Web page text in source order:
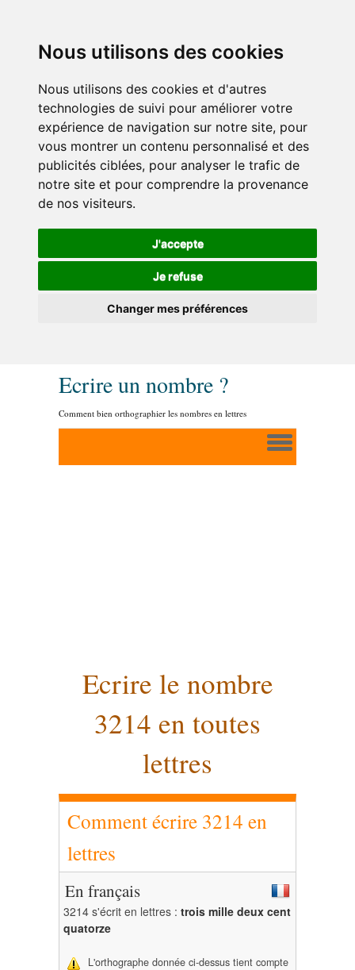
Nous utilisons des cookies
Nous utilisons des cookies et d'autres
technologies de suivi pour améliorer votre
expérience de navigation sur notre site, pour
vous montrer un contenu personnalisé et des
publicités ciblées, pour analyser le trafic de
notre site et pour comprendre la provenance
de nos visiteurs.
J'accepte
Je refuse
Changer mes préférences
Ecrire un nombre ?
Comment bien orthographier les nombres en lettres
Ecrire le nombre
3214 en toutes
lettres
Comment écrire 3214 en
lettres
En français
3214 s'écrit en lettres : trois mille deux cent
quatorze
L'orthographe donnée ci-dessus tient compte